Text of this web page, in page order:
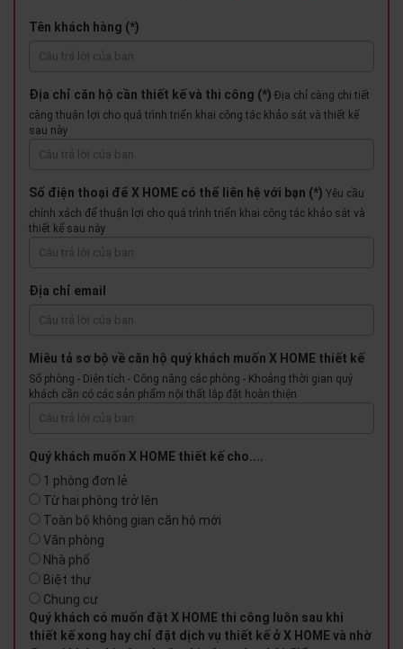
Tên khách hàng (*)
Địa chỉ căn hộ cần thiết kế và thi công (*) Địa chỉ càng chi tiết
càng thuận lợi cho quá trình triển khai công tác khảo sát và thiết kế
sau này
Số điện thoại để X HOME có thể liên hệ với bạn (*) Yêu cầu
chính xách để thuận lợi cho quá trình triển khai công tác khảo sát và
thiết kế sau này
Địa chỉ email
Miêu tả sơ bộ về căn hộ quý khách muốn X HOME thiết kế
Số phòng - Diện tích - Công năng các phòng - Khoảng thời gian quý
khách cần có các sản phẩm nội thất lắp đặt hoàn thiện
Quý khách muốn X HOME thiết kế cho....
1 phòng đơn lẻ
Từ hai phòng trở lên
Toàn bộ không gian căn hộ mới
Văn phòng
Nhà phố
Biệt thự
Chung cư
Quý khách có muốn đặt X HOME thi công luôn sau khi
thiết kế xong hay chỉ đặt dịch vụ thiết kế ở X HOME và nhờ